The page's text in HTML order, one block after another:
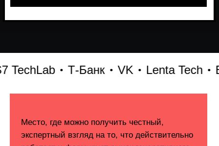
Т-Банк VK Lenta Tech